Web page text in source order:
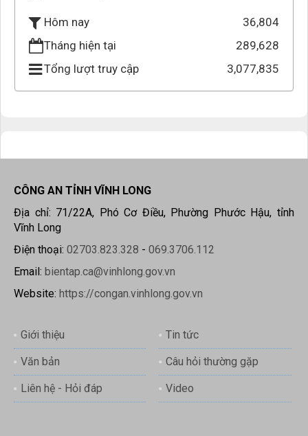
Hôm nay
36,804
Tháng hiện tại
289,628
Tổng lượt truy cập
3,077,835
CÔNG AN TỈNH VĨNH LONG
Địa chỉ: 71/22A, Phó Cơ Điều, Phường Phước Hậu, tỉnh
Vĩnh Long
Điện thoại: 02703.823.328 - 069.3706.112
Email: bientap.ca@vinhlong.gov.vn
Website: https://congan.vinhlong.gov.vn
Giới thiệu Tin tức
Văn bản Câu hỏi thường gặp
Liên hệ - Hỏi đáp Video